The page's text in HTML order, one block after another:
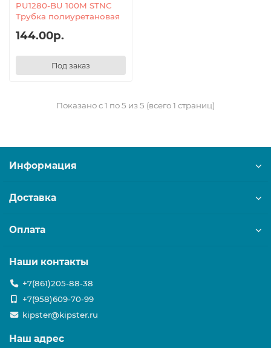
PU1280-BU 100M STNC
Трубка полиуретановая
144.00р.
Под заказ
Показано с 1 по 5 из 5 (всего 1 страниц)
Информация
Доставка
Оплата
Наши контакты
+7(861)205-88-38
+7(958)609-70-99
kipster@kipster.ru
Наш адрес